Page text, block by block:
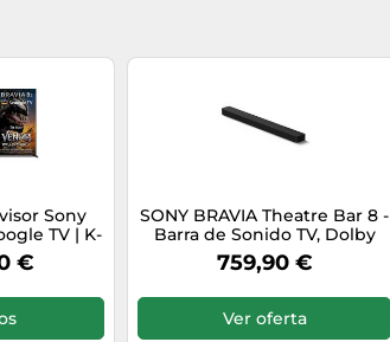
Sony
TV | K-
€
SONY BRAVIA Theatre Bar 8 -
Barra de Sonido TV, Dolby
Atmos® 11 Altavoces, Wi-Fi®,
Bluetooth®, 360 Spatial
2024
759,90 €
Ver oferta